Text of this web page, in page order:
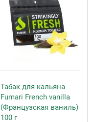
Табак для кальяна
Fumari French vanilla
(Французская ваниль)
100 г